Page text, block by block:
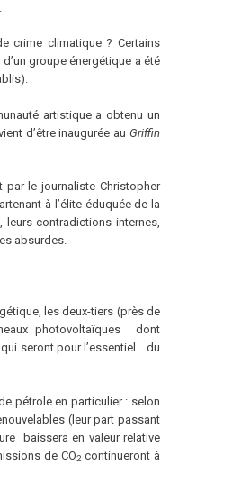
crime climatique ? Certains
groupe énergétique a été
artistique a obtenu un
d’être inaugurée auGriffin
par le journaliste Christopher
à l’élite éduquée de la
leurs contradictions internes,
absurdes.
les deux-tiers (près de
photovoltaïques dont
seront pour l’essentiel… du
pétrole en particulier : selon
(leur part passant
baissera en valeur relative
de CO2 continueront à